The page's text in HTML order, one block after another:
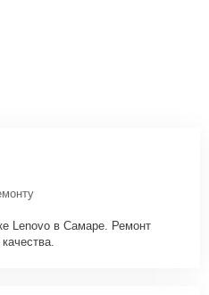
Lenovo в Самаре. Ремонт